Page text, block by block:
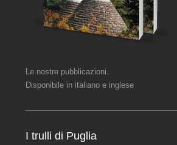
Le nostre pubblicazioni.
Disponibile in italiano e inglese
I trulli di Puglia